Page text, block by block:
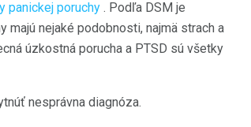
panickej poruchy . Podľa DSM je
majú nejaké podobnosti, najmä strach a
úzkostná porucha a PTSD sú všetky
nesprávna diagnóza.